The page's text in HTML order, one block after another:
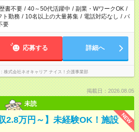
書不要 / 40～50代活躍中 / 副業・WワークOK /
ト勤務 / 10名以上の大量募集 / 電話対応なし / パ
要
応募する 詳細へ
株式会社ネオキャリア ナイス！介護事業部
掲載日：2026.08.05
未読
NEW
2.8万円～】未経験OK！施設